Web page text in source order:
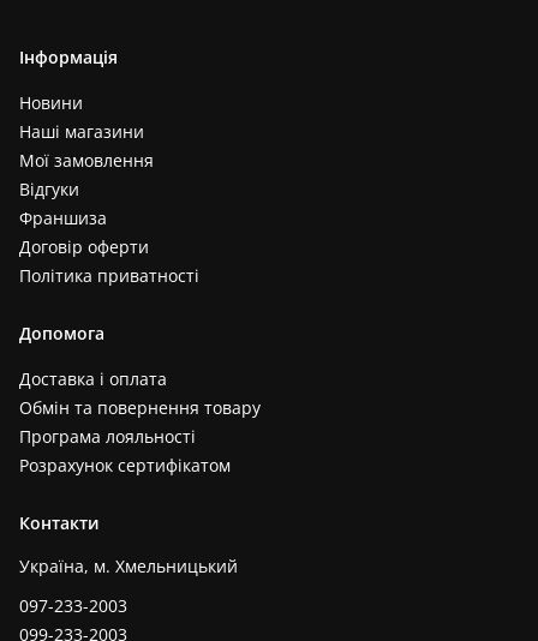
Інформація
Новини
Наші магазини
Мої замовлення
Відгуки
Франшиза
Договір оферти
Політика приватності
Допомога
Доставка і оплата
Обмін та повернення товару
Програма лояльності
Розрахунок сертифікатом
Контакти
Україна, м. Хмельницький
097-233-2003
099-233-2003